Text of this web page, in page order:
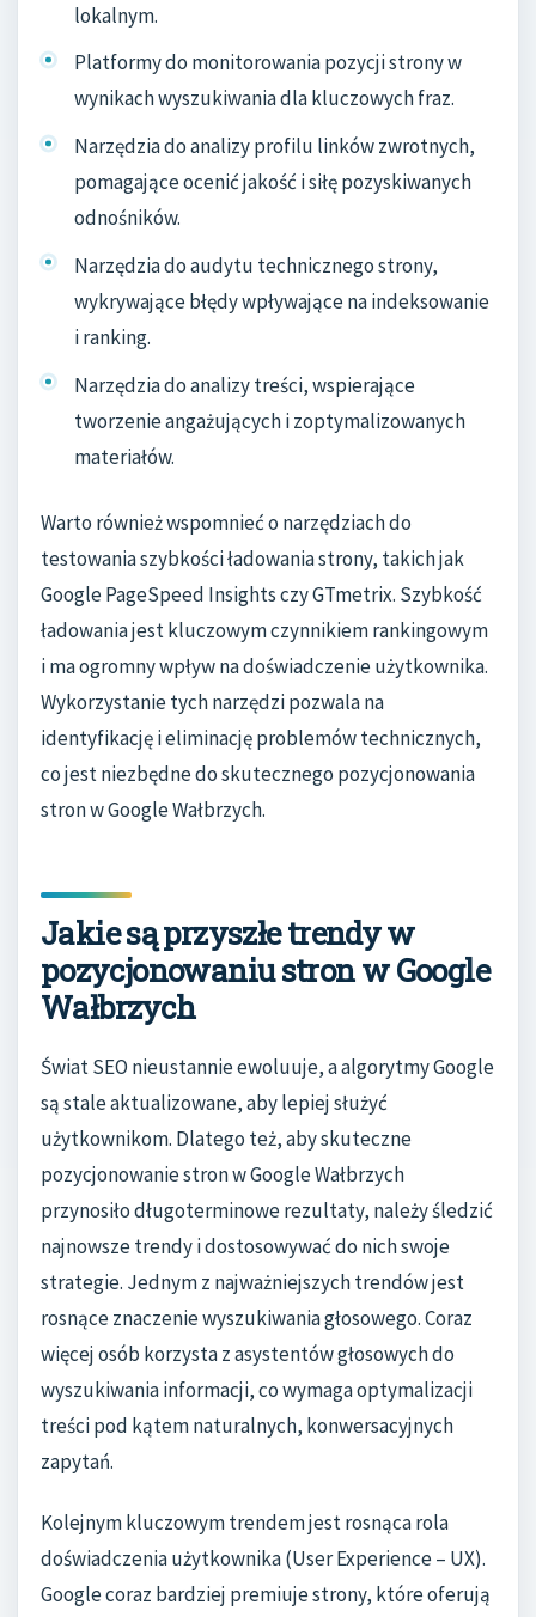
lokalnym.
Platformy do monitorowania pozycji strony w
wynikach wyszukiwania dla kluczowych fraz.
Narzędzia do analizy profilu linków zwrotnych,
pomagające ocenić jakość i siłę pozyskiwanych
odnośników.
Narzędzia do audytu technicznego strony,
wykrywające błędy wpływające na indeksowanie
i ranking.
Narzędzia do analizy treści, wspierające
tworzenie angażujących i zoptymalizowanych
materiałów.
Warto również wspomnieć o narzędziach do
testowania szybkości ładowania strony, takich jak
Google PageSpeed Insights czy GTmetrix. Szybkość
ładowania jest kluczowym czynnikiem rankingowym
i ma ogromny wpływ na doświadczenie użytkownika.
Wykorzystanie tych narzędzi pozwala na
identyfikację i eliminację problemów technicznych,
co jest niezbędne do skutecznego pozycjonowania
stron w Google Wałbrzych.
Jakie są przyszłe trendy w
pozycjonowaniu stron w Google
Wałbrzych
Świat SEO nieustannie ewoluuje, a algorytmy Google
są stale aktualizowane, aby lepiej służyć
użytkownikom. Dlatego też, aby skuteczne
pozycjonowanie stron w Google Wałbrzych
przynosiło długoterminowe rezultaty, należy śledzić
najnowsze trendy i dostosowywać do nich swoje
strategie. Jednym z najważniejszych trendów jest
rosnące znaczenie wyszukiwania głosowego. Coraz
więcej osób korzysta z asystentów głosowych do
wyszukiwania informacji, co wymaga optymalizacji
treści pod kątem naturalnych, konwersacyjnych
zapytań.
Kolejnym kluczowym trendem jest rosnąca rola
doświadczenia użytkownika (User Experience – UX).
Google coraz bardziej premiuje strony, które oferują